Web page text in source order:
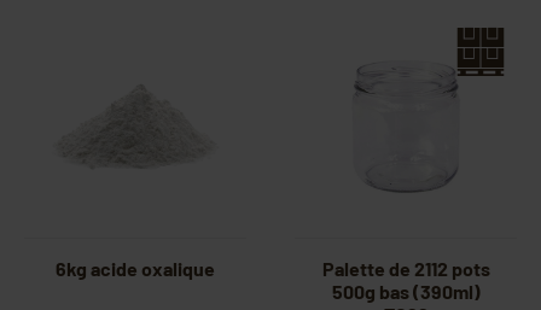
6kg acide oxalique
Palette de 2112 pots
500g bas (390ml)